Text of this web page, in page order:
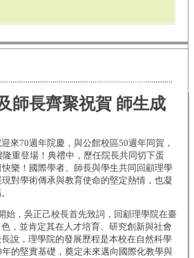
師長齊聚祝賀 師生成
來70週年院慶，與公館校區50週年同賀，
重登場！典禮中，歷任院長共同切下蛋
樂！國際學者、師長與學生共同回顧理學
對學術傳承與教育使命的堅定熱情，也凝
始，吳正己校長首先致詞，回顧理學院在臺
，並肯定其在人才培育、研究創新與社會
說，理學院的發展歷程是本校在自然科學
的堅實基礎，奠定未來邁向國際化教學與